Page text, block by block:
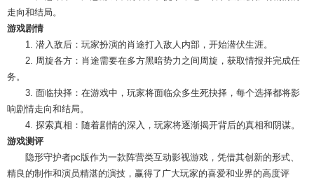
走向和结局。
游戏剧情
1. 潜入敌后：玩家扮演的肖途打入敌人内部，开始潜伏生涯。
2. 周旋各方：肖途需要在多方黑暗势力之间周旋，获取情报并完成任
务。
3. 面临抉择：在游戏中，玩家将面临众多生死抉择，每个选择都将影
响剧情走向和结局。
4. 探索真相：随着剧情的深入，玩家将逐渐揭开背后的真相和阴谋。
游戏测评
隐形守护者pc版作为一款阵营类互动影视游戏，凭借其创新的形式、
精良的制作和演员精湛的演技，赢得了广大玩家的喜爱和业界的高度评